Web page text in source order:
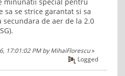
sa se strice garantat si sa
secundara de aer de la 2.0
17:01:02 PM by MihaiFlorescu»
Logged